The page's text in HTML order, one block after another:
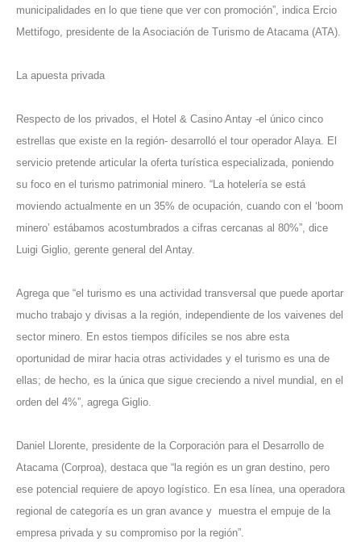
municipalidades en lo que tiene que ver con promoción”, indica Ercio
Mettifogo, presidente de la Asociación de Turismo de Atacama (ATA).
La apuesta privada
Respecto de los privados, el Hotel & Casino Antay -el único cinco
estrellas que existe en la región- desarrolló el tour operador Alaya. El
servicio pretende articular la oferta turística especializada, poniendo
su foco en el turismo patrimonial minero. “La hotelería se está
moviendo actualmente en un 35% de ocupación, cuando con el ‘boom
minero’ estábamos acostumbrados a cifras cercanas al 80%”, dice
Luigi Giglio, gerente general del Antay.
Agrega que “el turismo es una actividad transversal que puede aportar
mucho trabajo y divisas a la región, independiente de los vaivenes del
sector minero. En estos tiempos difíciles se nos abre esta
oportunidad de mirar hacia otras actividades y el turismo es una de
ellas; de hecho, es la única que sigue creciendo a nivel mundial, en el
orden del 4%”, agrega Giglio.
Daniel Llorente, presidente de la Corporación para el Desarrollo de
Atacama (Corproa), destaca que “la región es un gran destino, pero
ese potencial requiere de apoyo logístico. En esa línea, una operadora
regional de categoría es un gran avance y muestra el empuje de la
empresa privada y su compromiso por la región”.